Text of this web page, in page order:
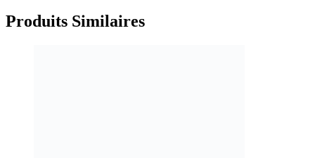
Produits Similaires